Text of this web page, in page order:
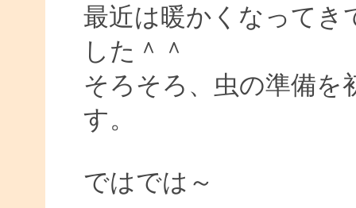
最近は暖かくなってき
した＾＾
そろそろ、虫の準備を
す。
ではでは～